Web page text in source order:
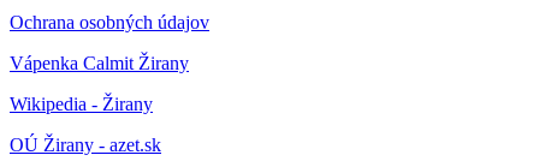
Ochrana osobných údajov
Vápenka Calmit Žirany
Wikipedia - Žirany
OÚ Žirany - azet.sk